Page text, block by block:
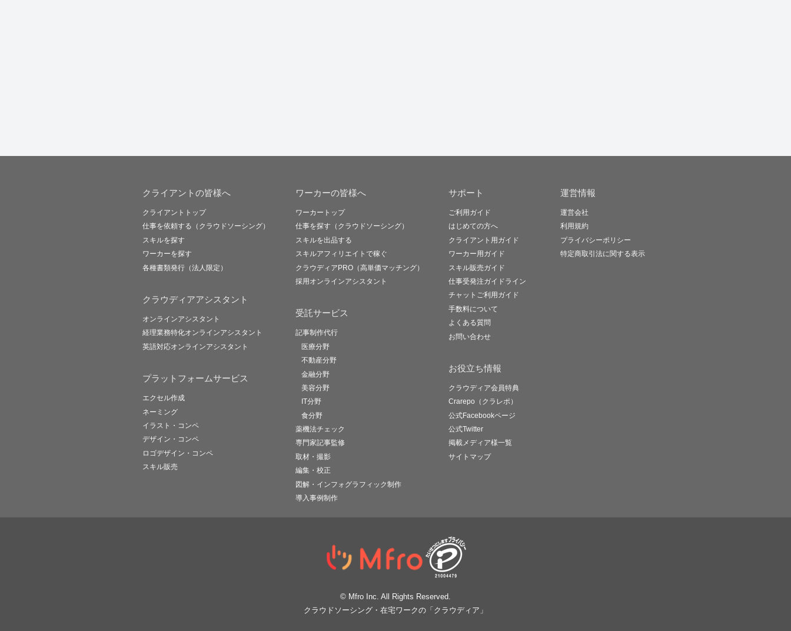
クライアントの皆様へ
クライアントトップ
仕事を依頼する（クラウドソーシング）
スキルを探す
ワーカーを探す
各種書類発行（法人限定）
クラウディアアシスタント
オンラインアシスタント
経理業務特化オンラインアシスタント
英語対応オンラインアシスタント
プラットフォームサービス
エクセル作成
ネーミング
イラスト・コンペ
デザイン・コンペ
ロゴデザイン・コンペ
スキル販売
ワーカーの皆様へ
ワーカートップ
仕事を探す（クラウドソーシング）
スキルを出品する
スキルアフィリエイトで稼ぐ
クラウディアPRO（高単価マッチング）
採用オンラインアシスタント
受託サービス
記事制作代行
医療分野
不動産分野
金融分野
美容分野
IT分野
食分野
薬機法チェック
専門家記事監修
取材・撮影
編集・校正
図解・インフォグラフィック制作
導入事例制作
サポート
ご利用ガイド
はじめての方へ
クライアント用ガイド
ワーカー用ガイド
スキル販売ガイド
仕事受発注ガイドライン
チャットご利用ガイド
手数料について
よくある質問
お問い合わせ
お役立ち情報
クラウディア会員特典
Crarepo（クラレポ）
公式Facebookページ
公式Twitter
掲載メディア様一覧
サイトマップ
運営情報
運営会社
利用規約
プライバシーポリシー
特定商取引法に関する表示
© Mfro Inc. All Rights Reserved.
クラウドソーシング・在宅ワークの「クラウディア」